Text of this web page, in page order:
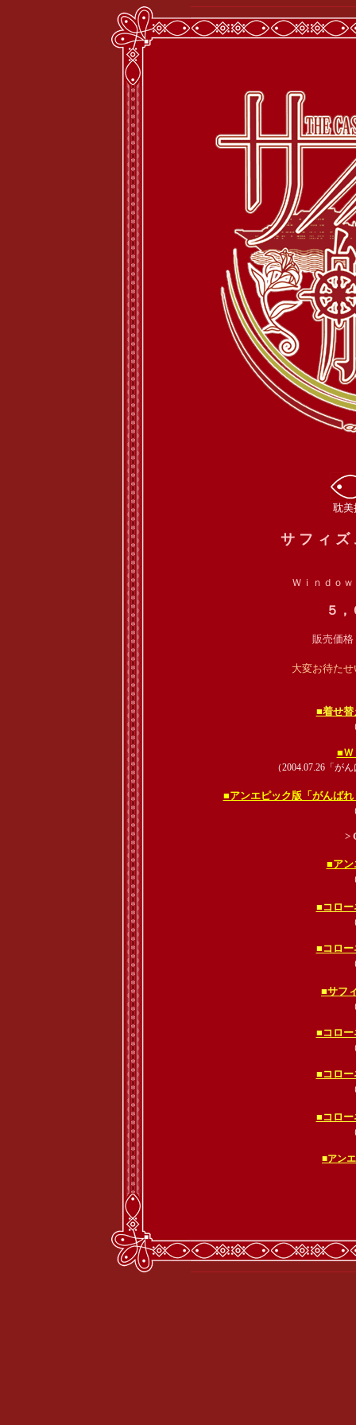
耽美
サ フ ィ ズ
Ｗｉｎｄｏ
５
販売価
大変お待た
■着せ替
■Ｗ
（2004.07.26「
■アンエピック版「がんば
>
■アン
■コロー
■コロー
■サフ
■コロー
■コロー
■コロー
■アン